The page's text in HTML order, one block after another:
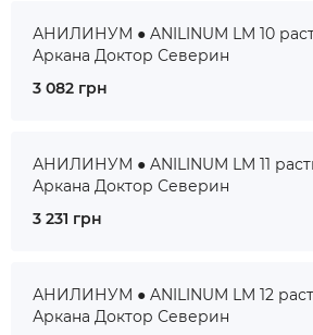
АНИЛИНУМ ● ANILINUM LM 10
Аркана Доктор Северин
3 082 грн
АНИЛИНУМ ● ANILINUM LM 11
Аркана Доктор Северин
3 231 грн
АНИЛИНУМ ● ANILINUM LM 12
Аркана Доктор Северин